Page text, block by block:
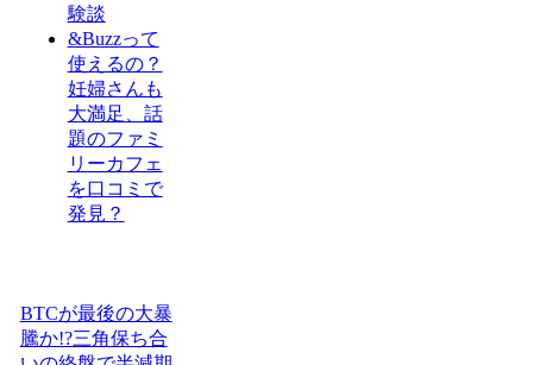
験談
&Buzzって
使えるの？
妊婦さんも
大満足、話
題のファミ
リーカフェ
を口コミで
発見？
BTCが最後の大暴
騰か!?三角保ち合